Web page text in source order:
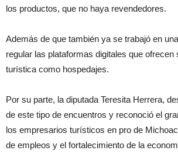
los productos, que no haya revendedores.
Además de que también ya se trabajó en
regular las plataformas digitales que ofrecen
turística como hospedajes.
Por su parte, la diputada Teresita Herrera,
de este tipo de encuentros y reconoció el
los empresarios turísticos en pro de
de empleos y el fortalecimiento de la